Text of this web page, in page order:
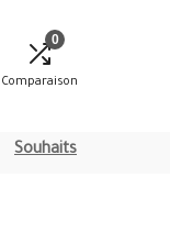
0
Comparaison
Souhaits